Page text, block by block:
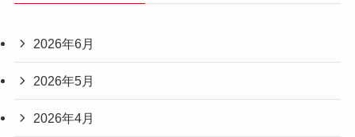
2026年6月
2026年5月
2026年4月